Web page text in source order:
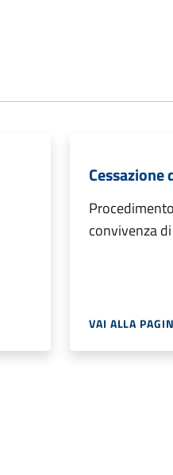
convivenza
VAI ALLA